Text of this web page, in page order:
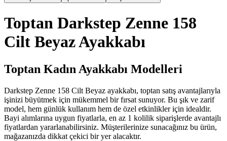
Toptan Darkstep Zenne 158
Cilt Beyaz Ayakkabı
Toptan Kadın Ayakkabı Modelleri
Darkstep Zenne 158 Cilt Beyaz ayakkabı, toptan satış avantajlarıyla
işinizi büyütmek için mükemmel bir fırsat sunuyor. Bu şık ve zarif
model, hem günlük kullanım hem de özel etkinlikler için idealdir.
Bayi alımlarına uygun fiyatlarla, en az 1 kolilik siparişlerde avantajlı
fiyatlardan yararlanabilirsiniz. Müşterilerinize sunacağınız bu ürün,
mağazanızda dikkat çekici bir yer alacaktır.